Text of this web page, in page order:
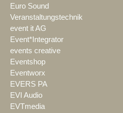
Euro Sound
Veranstaltungstechnik
event it AG
Event*Integrator
events creative
Eventshop
Eventworx
EVERS PA
EVI Audio
EVTmedia